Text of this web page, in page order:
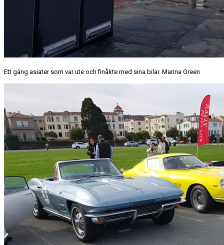
Ett gäng asiater som var ute och finåkte med sina bilar. Marina Green